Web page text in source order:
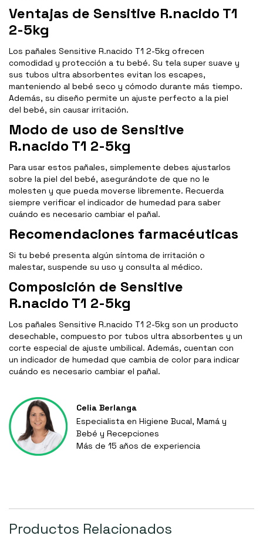
Ventajas de Sensitive R.nacido T1
2-5kg
Los pañales Sensitive R.nacido T1 2-5kg ofrecen
comodidad y protección a tu bebé. Su tela super suave y
sus tubos ultra absorbentes evitan los escapes,
manteniendo al bebé seco y cómodo durante más tiempo.
Además, su diseño permite un ajuste perfecto a la piel
del bebé, sin causar irritación.
Modo de uso de Sensitive
R.nacido T1 2-5kg
Para usar estos pañales, simplemente debes ajustarlos
sobre la piel del bebé, asegurándote de que no le
molesten y que pueda moverse libremente. Recuerda
siempre verificar el indicador de humedad para saber
cuándo es necesario cambiar el pañal.
Recomendaciones farmacéuticas
Si tu bebé presenta algún síntoma de irritación o
malestar, suspende su uso y consulta al médico.
Composición de Sensitive
R.nacido T1 2-5kg
Los pañales Sensitive R.nacido T1 2-5kg son un producto
desechable, compuesto por tubos ultra absorbentes y un
corte especial de ajuste umbilical. Además, cuentan con
un indicador de humedad que cambia de color para indicar
cuándo es necesario cambiar el pañal.
Celia Berlanga
Especialista en Higiene Bucal, Mamá y
Bebé y Recepciones
Más de 15 años de experiencia
Productos Relacionados